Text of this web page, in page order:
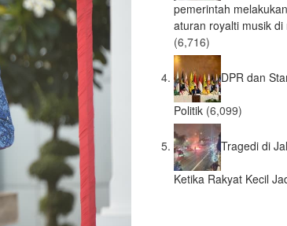
pemerintah
aturan royalti musik
(6,716)
DPR dan
Politik (6,099)
Tragedi di
Ketika Rakyat Kecil